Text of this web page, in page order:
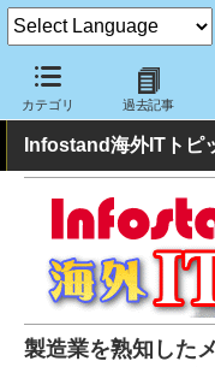
カテゴリ 過去記事
クラウド Watch トピック
Infostand海外ITトピ
製造業を熟知した